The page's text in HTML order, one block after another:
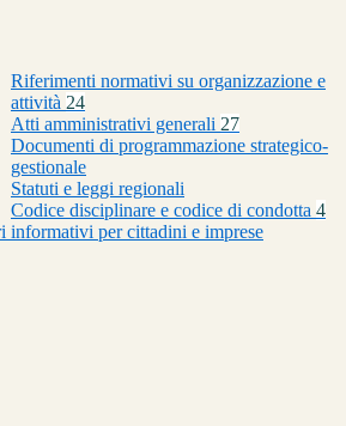
Riferimenti normativi su organizzazione e
attività 24
Atti amministrativi generali 27
Documenti di programmazione strategico-
gestionale
Statuti e leggi regionali
Codice disciplinare e codice di condotta 4
informativi per cittadini e imprese